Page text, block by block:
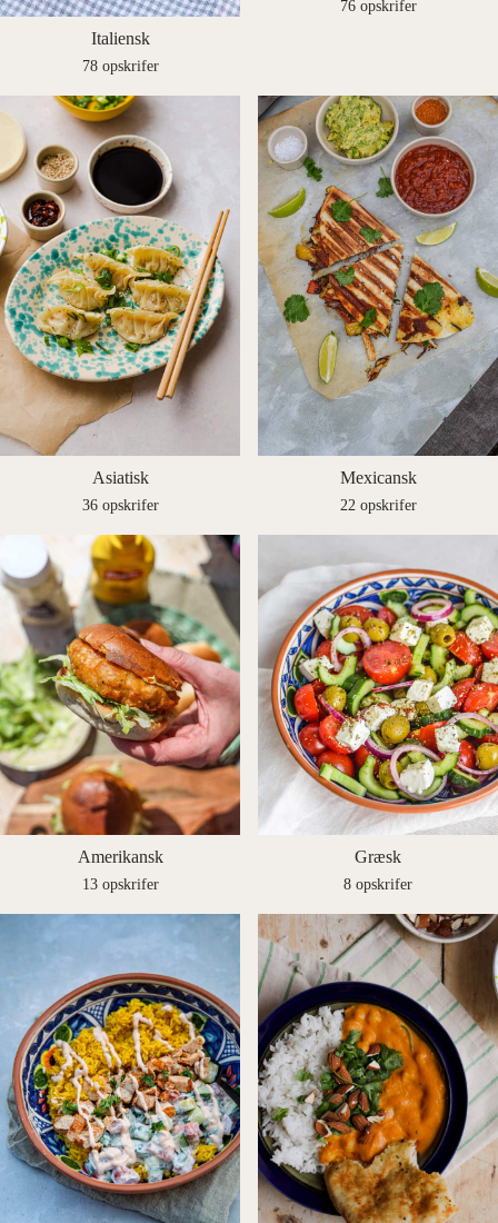
Italiensk
78 opskrifer
76 opskrifer
Asiatisk
36 opskrifer
Mexicansk
22 opskrifer
Amerikansk
13 opskrifer
Græsk
8 opskrifer